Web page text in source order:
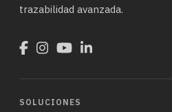
trazabilidad avanzada.
SOLUCIONES